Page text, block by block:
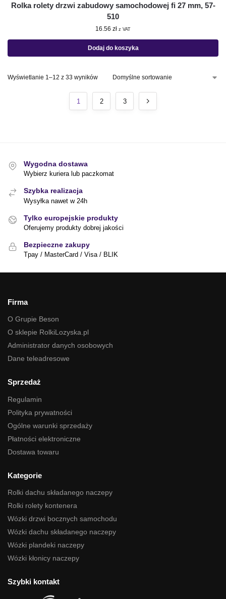
Rolka rolety drzwi zabudowy samochodowej fi 27 mm, 57-
510
16.56 zł z VAT
Dodaj do koszyka
Wyświetlanie 1–12 z 33 wyników
1 2 3
Wygodna dostawa
Wybierz kuriera lub paczkomat
Szybka realizacja
Wysyłka nawet w 24h
Tylko europejskie produkty
Oferujemy produkty dobrej jakości
Bezpieczne zakupy
Tpay / MasterCard / Visa / BLIK
Firma
O Grupie Beson
O sklepie RolkiLozyska.pl
Administrator danych osobowych
Dane teleadresowe
Sprzedaż
Regulamin
Polityka prywatności
Ogólne warunki sprzedaży
Płatności elektroniczne
Dostawa towaru
Kategorie
Rolki dachu składanego naczepy
Rolki rolety kontenera
Wózki drzwi bocznych samochodu
Wózki dachu składanego naczepy
Wózki plandeki naczepy
Wózki kłonicy naczepy
Szybki kontakt